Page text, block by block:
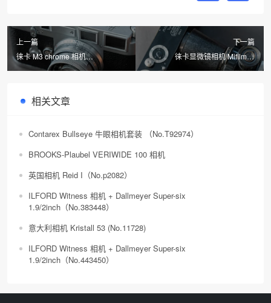
上一篇
徕卡 M3 chrome 相机
（No.700484）
下一篇
徕卡显微镜相机 Mifilmca
1/3X（No.3641）
相关文章
Contarex Bullseye 牛眼相机套装 （No.T92974）
BROOKS-Plaubel VERIWIDE 100 相机
英国相机 Reid I（No.p2082）
ILFORD Witness 相机 + Dallmeyer Super-six
1.9/2inch（No.383448）
意大利相机 Kristall 53 (No.11728)
ILFORD Witness 相机 + Dallmeyer Super-six
1.9/2inch（No.443450）